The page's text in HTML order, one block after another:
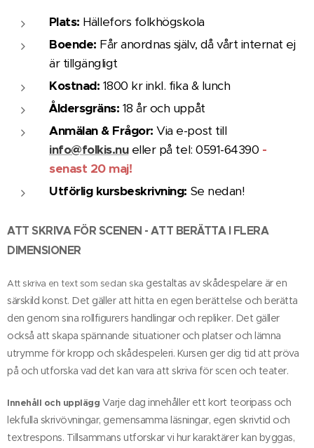
Plats: Hällefors folkhögskola
Boende: Får anordnas själv, då vårt internat ej
är tillgängligt
Kostnad: 1800 kr inkl. fika & lunch
Åldersgräns: 18 år och uppåt
Anmälan & Frågor:Via e-post till
info@folkis.nu eller på tel: 0591-64390 -
senast 20 maj!
Utförlig kursbeskrivning: Se nedan!
ATT SKRIVA FÖR SCENEN - ATT BERÄTTA I FLERA
DIMENSIONER
Att skriva en text som sedan ska gestaltas av skådespelare är en
särskild konst. Det gäller att hitta en egen berättelse och berätta
den genom sina rollfigurers handlingar och repliker. Det gäller
också att skapa spännande situationer och platser och lämna
utrymme för kropp och skådespeleri. Kursen ger dig tid att pröva
på och utforska vad det kan vara att skriva för scen och teater.
Innehåll och upplägg Varje dag innehåller ett kort teoripass och
lekfulla skrivövningar, gemensamma läsningar, egen skrivtid och
textrespons. Tillsammans utforskar vi hur karaktärer kan byggas,